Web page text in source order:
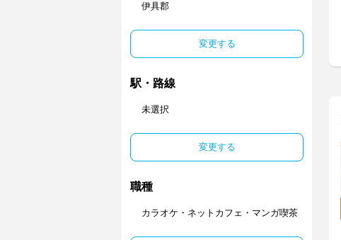
伊具郡
変更する
駅・路線
未選択
変更する
職種
カラオケ・ネットカフェ・マンガ喫茶